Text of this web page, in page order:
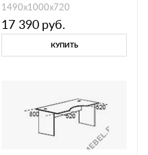
1490х1000х720
17 390 руб.
КУПИТЬ